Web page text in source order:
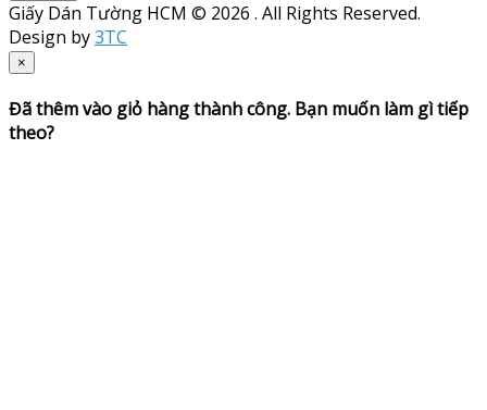
Giấy Dán Tường HCM © 2026 . All Rights Reserved.
Design by3TC
×
Đã thêm vào giỏ hàng thành công. Bạn muốn làm gì tiếp
theo?